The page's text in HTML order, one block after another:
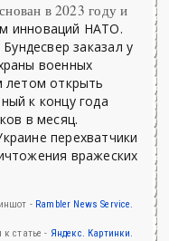
в 2023 году и
инноваций НАТО.
заказал у
военных
летом открыть
к концу года
в месяц.
перехватчики
вражеских
- Rambler News Service.
статье - Яндекс. Картинки.